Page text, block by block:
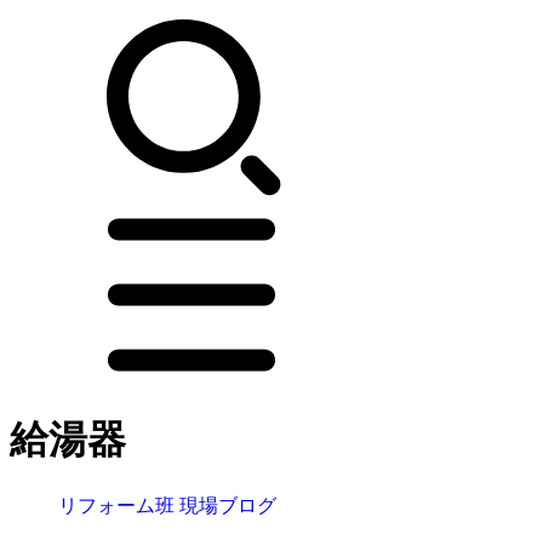
給湯器
リフォーム班 現場ブログ